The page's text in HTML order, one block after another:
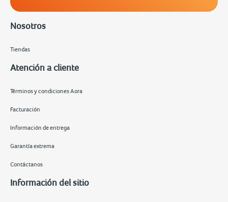
Nosotros
Tiendas
Atención a cliente
Términos y condiciones Aora
Facturación
Información de entrega
Garantía extrema
Contáctanos
Información del sitio